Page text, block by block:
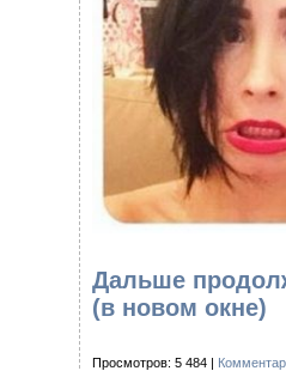
Дальше
(в новом окне)
Просмотров: 5 484 |